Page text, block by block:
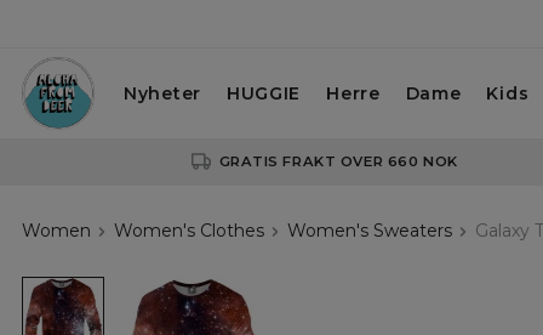
Nyheter HUGGIE Herre Dame Kids
GRATIS FRAKT OVER 660 NOK
Women Women's Clothes Women's Sweaters Galaxy
Galaxy
Two
womens